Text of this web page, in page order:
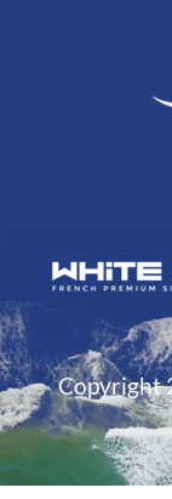
Copyright